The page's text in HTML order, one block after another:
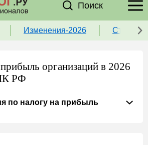
Поиск
Изменения-2026 Ставка
организаций в 2026
РФ
по налогу на прибыль